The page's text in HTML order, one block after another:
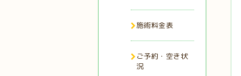
施術料金表
ご予約・空き状
況